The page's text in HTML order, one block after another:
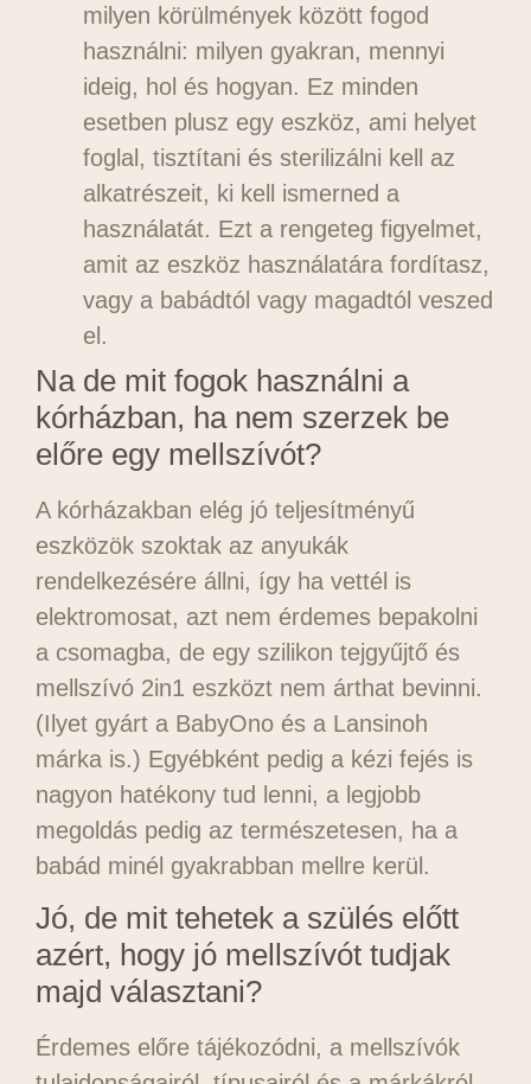
milyen körülmények között fogod
használni: milyen gyakran, mennyi
ideig, hol és hogyan. Ez minden
esetben plusz egy eszköz, ami helyet
foglal, tisztítani és sterilizálni kell az
alkatrészeit, ki kell ismerned a
használatát. Ezt a rengeteg figyelmet,
amit az eszköz használatára fordítasz,
vagy a babádtól vagy magadtól veszed
el.
Na de mit fogok használni a
kórházban, ha nem szerzek be
előre egy mellszívót?
A kórházakban elég jó teljesítményű
eszközök szoktak az anyukák
rendelkezésére állni, így ha vettél is
elektromosat, azt nem érdemes bepakolni
a csomagba, de egy szilikon tejgyűjtő és
mellszívó 2in1 eszközt nem árthat bevinni.
(Ilyet gyárt a BabyOno és a Lansinoh
márka is.) Egyébként pedig a kézi fejés is
nagyon hatékony tud lenni, a legjobb
megoldás pedig az természetesen, ha a
babád minél gyakrabban mellre kerül.
Jó, de mit tehetek a szülés előtt
azért, hogy jó mellszívót tudjak
majd választani?
Érdemes előre tájékozódni, a mellszívók